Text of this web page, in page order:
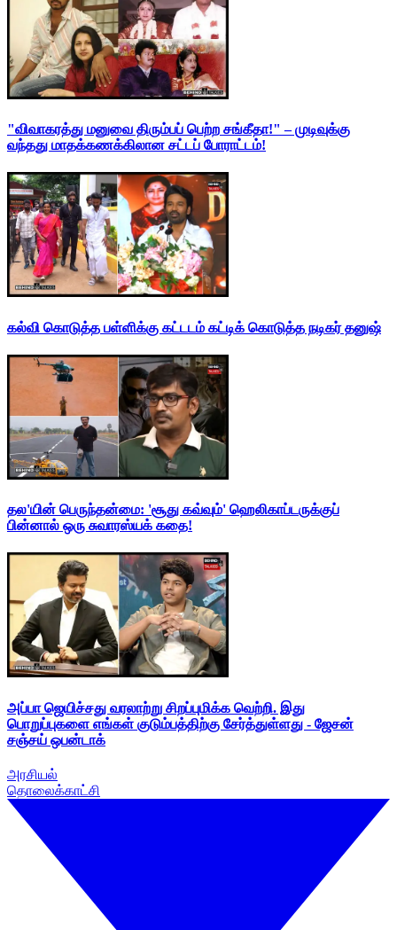
"விவாகரத்து மனுவை திரும்பப் பெற்ற சங்கீதா!" – முடிவுக்கு
வந்தது மாதக்கணக்கிலான சட்டப் போராட்டம்!
கல்வி கொடுத்த பள்ளிக்கு கட்டடம் கட்டிக் கொடுத்த நடிகர் தனுஷ்
தல'யின் பெருந்தன்மை: 'சூது கவ்வும்' ஹெலிகாப்டருக்குப்
பின்னால் ஒரு சுவாரஸ்யக் கதை!
அப்பா ஜெயிச்சது வரலாற்று சிறப்புமிக்க வெற்றி. இது
பொறுப்புகளை எங்கள் குடும்பத்திற்கு சேர்த்துள்ளது - ஜேசன்
சஞ்சய் ஒபன்டாக்
அரசியல்
தொலைக்காட்சி